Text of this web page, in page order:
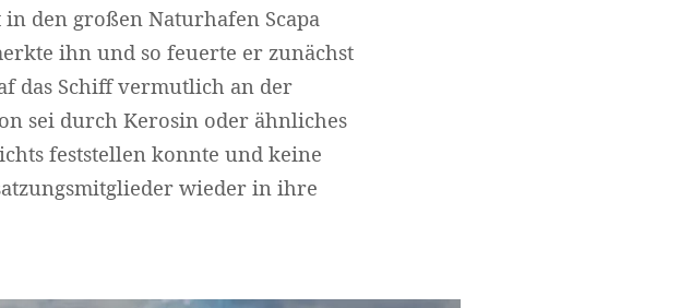
den großen Naturhafen Scapa
ihn und so feuerte er zunächst
das Schiff vermutlich an der
sei durch Kerosin oder ähnliches
feststellen konnte und keine
wieder in ihre